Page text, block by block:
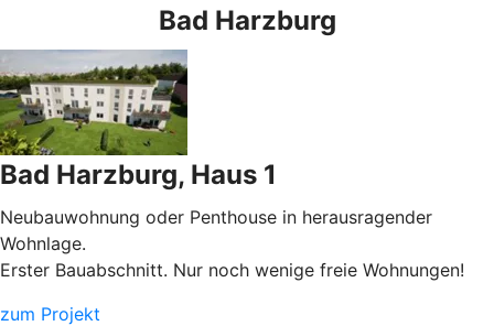
Bad Harzburg
Bad Harzburg, Haus 1
Neubauwohnung oder Penthouse in herausragender
Wohnlage.
Erster Bauabschnitt. Nur noch wenige freie Wohnungen!
zum Projekt